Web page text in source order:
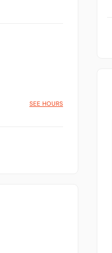
SEE HOURS